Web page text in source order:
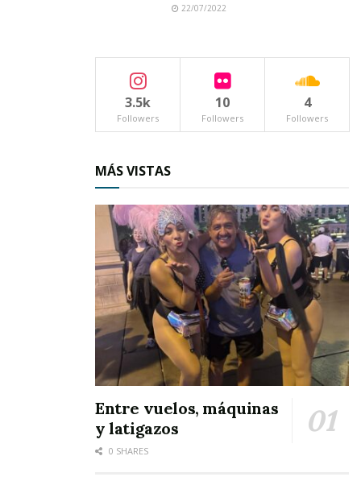
de la escenificación de La Judea.
forma, el elenco disfrutó de un merecido relax y
sin la presión de los días anteriores producto
de su intensa preparación para la escenificación
Los agradecimientos a quienes participaron en
el Viacrucis continuarán éste sábado con una
22/07/2022
3.5k
Followers
10
Followers
4
Followers
MÁS VISTAS
Entre vuelos, máquinas
y latigazos
0 SHARES